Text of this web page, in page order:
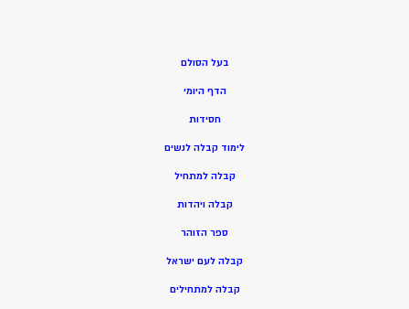
בעל הסולם
הדף היומי
חסידות
לימוד קבלה לנשים
קבלה למתחיל
קבלה ויהדות
ספר הזוהר
קבלה לעם ישראל
קבלה למתחילים